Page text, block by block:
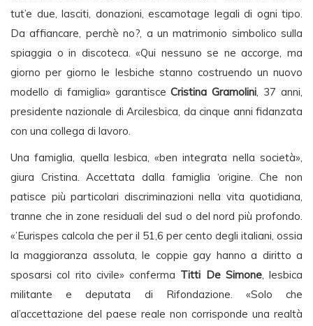
tut’e due, lasciti, donazioni, escamotage legali di ogni tipo.
Da affiancare, perchè no?, a un matrimonio simbolico sulla
spiaggia o in discoteca. «Qui nessuno se ne accorge, ma
giorno per giorno le lesbiche stanno costruendo un nuovo
modello di famiglia» garantisceCristina Gramolini, 37 anni,
presidente nazionale di Arcilesbica, da cinque anni fidanzata
con una collega di lavoro.
Una famiglia, quella lesbica, «ben integrata nella società»,
giura Cristina. Accettata dalla famiglia ‘origine. Che non
patisce più particolari discriminazioni nella vita quotidiana,
tranne che in zone residuali del sud o del nord più profondo.
«’Eurispes calcola che per il 51,6 per cento degli italiani, ossia
la maggioranza assoluta, le coppie gay hanno a diritto a
sposarsi col rito civile» conferma Titti De Simone, lesbica
militante e deputata di Rifondazione. «Solo che
al’accettazione del paese reale non corrisponde una realtà